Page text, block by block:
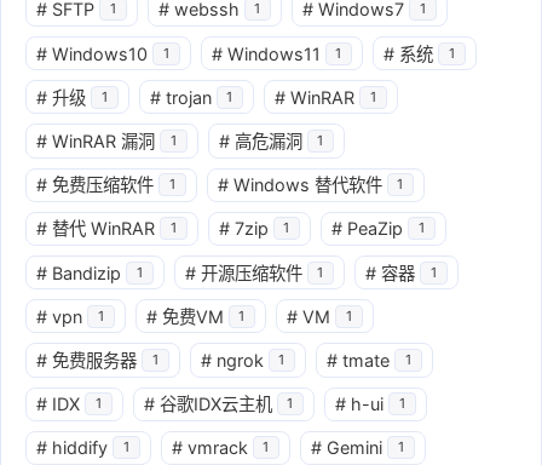
# SFTP 1 # webssh 1 # Windows7 1
# Windows10 1 # Windows11 1 # 系统 1
# 升级 1 # trojan 1 # WinRAR 1
# WinRAR 漏洞 1 # 高危漏洞 1
# 免费压缩软件 1 # Windows 替代软件 1
# 替代 WinRAR 1 # 7zip 1 # PeaZip 1
# Bandizip 1 # 开源压缩软件 1 # 容器 1
# vpn 1 # 免费VM 1 # VM 1
# 免费服务器 1 # ngrok 1 # tmate 1
# IDX 1 # 谷歌IDX云主机 1 # h-ui 1
# hiddify 1 # vmrack 1 # Gemini 1